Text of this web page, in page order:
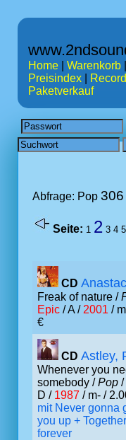
Home Warenkorb
Preisindex
Paketverkauf
Abfrage: Pop 306
Seite: 1 2 3 4 5
CD
Freak of nature /
Epic / A / 2001 /
€
CD Astley,
Whenever you
somebody /Pop /
D / 1987 / m- /
mit Never gonna
you up + Together
forever